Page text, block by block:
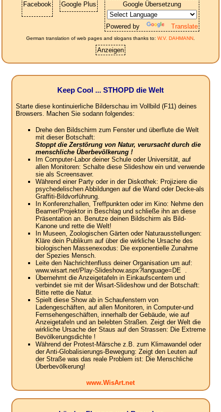
Facebook Google Plus Google Übersetzung
Powered by Translate
German translation of web pages and slogans thanks to: W.V. DAHMANN.
Anzeigen
Keep Cool ... STHOPD die Welt
Starte diese kontinuierliche Bilderschau im Vollbild (F11) deines
Browsers. Machen Sie sodann folgendes:
Drehe den Bildschirm zum Fenster und überflute die Welt
mit dieser Botschaft:
Stoppt die Zerstörung von Natur, verursacht durch die
menschliche Überbevölkerung !
Im Computer-Labor deiner Schule oder Universität, auf
allen Monitoren: Schalte diese Slideshow ein und verwende
sie als Screensaver.
Während einer Party oder in der Diskothek: Projiziere die
psychedelischen Abbildungen auf die Wand oder Decke-als
Graffiti-Bildvorführung.
In Konferenzhallen, Treffpunkten oder im Kino: Nehme den
Beamer/Projektor in Beschlag und schließe ihn an diese
Präsentation an. Benutze deinen Bildschirm als Bild-
Kanone und rette die Welt!
In Museen, Zoologischen Gärten oder Naturausstellungen:
Kläre dein Publikum auf über die wirkliche Ursache des
biologischen Massenexodus: Die exponentielle Zunahme
der Spezies Mensch.
Leite den Nachrichtenfluss deiner Organisation um auf:
www.wisart.net/Play-Slideshow.aspx?language=DE .
Übernehmt die Anzeigetafeln in Einkaufscentern und
verbindet sie mit der Wisart-Slideshow und der Botschaft:
Bitte rette die Natur.
Spielt diese Show ab in Schaufenstern von
Ladengeschäften, auf allen Monitoren, in Computer-und
Fernsehengeschäften, innerhalb der Gebäude, wie auf
Anzeigetafeln und an belebten Straßen. Zeigt der Welt die
wirkliche Ursache der Staus auf den Strassen: Die Extreme
Bevölkerungsdichte !
Während der Protest-Märsche z.B. zum Klimawandel oder
der Anti-Globalisierungs-Bewegung: Zeigt den Leuten auf
der Straße was das reale Problem ist: Die Menschliche
Überbevölkerung!
www.WisArt.net